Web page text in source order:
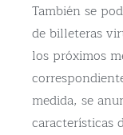
También se
de billeteras
los próximos
medida, se
características